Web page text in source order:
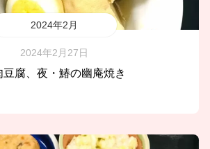
2024年2月
2024年2月27日
腐、夜・鰆の幽庵焼き